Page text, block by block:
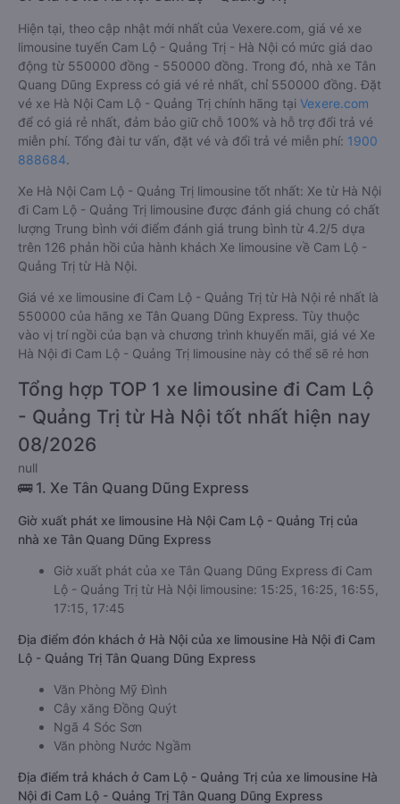
Hiện tại, theo cập nhật mới nhất của Vexere.com, giá vé xe
limousine tuyến Cam Lộ - Quảng Trị - Hà Nội có mức giá dao
động từ 550000 đồng - 550000 đồng. Trong đó, nhà xe Tân
Quang Dũng Express có giá vé rẻ nhất, chỉ 550000 đồng. Đặt
vé xe Hà Nội Cam Lộ - Quảng Trị chính hãng tại Vexere.com
để có giá rẻ nhất, đảm bảo giữ chỗ 100% và hỗ trợ đổi trả vé
miễn phí. Tổng đài tư vấn, đặt vé và đổi trả vé miễn phí: 1900
888684.
Xe Hà Nội Cam Lộ - Quảng Trị limousine tốt nhất: Xe từ Hà Nội
đi Cam Lộ - Quảng Trị limousine được đánh giá chung có chất
lượng Trung bình với điểm đánh giá trung bình từ 4.2/5 dựa
trên 126 phản hồi của hành khách Xe limousine về Cam Lộ -
Quảng Trị từ Hà Nội.
Giá vé xe limousine đi Cam Lộ - Quảng Trị từ Hà Nội rẻ nhất là
550000 của hãng xe Tân Quang Dũng Express. Tùy thuộc
vào vị trí ngồi của bạn và chương trình khuyến mãi, giá vé Xe
Hà Nội đi Cam Lộ - Quảng Trị limousine này có thể sẽ rẻ hơn
Tổng hợp TOP 1 xe limousine đi Cam Lộ
- Quảng Trị từ Hà Nội tốt nhất hiện nay
08/2026
null
🚌 1. Xe Tân Quang Dũng Express
Giờ xuất phát xe limousine Hà Nội Cam Lộ - Quảng Trị của
nhà xe Tân Quang Dũng Express
Giờ xuất phát của xe Tân Quang Dũng Express đi Cam
Lộ - Quảng Trị từ Hà Nội limousine: 15:25, 16:25, 16:55,
17:15, 17:45
Địa điểm đón khách ở Hà Nội của xe limousine Hà Nội đi Cam
Lộ - Quảng Trị Tân Quang Dũng Express
Văn Phòng Mỹ Đình
Cây xăng Đồng Quýt
Ngã 4 Sóc Sơn
Văn phòng Nước Ngầm
Địa điểm trả khách ở Cam Lộ - Quảng Trị của xe limousine Hà
Nội đi Cam Lộ - Quảng Trị Tân Quang Dũng Express